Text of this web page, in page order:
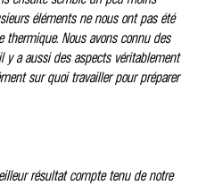
éléments ne nous ont pas été
thermique. Nous avons connu des
a aussi des aspects véritablement
sur quoi travailler pour préparer
résultat compte tenu de notre